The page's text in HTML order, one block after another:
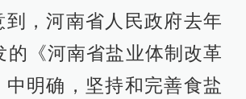
到，河南省人民政府去年
的《河南省盐业体制改革
中明确，坚持和完善食盐